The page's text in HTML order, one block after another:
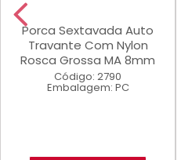
Porca Sextavada Auto
Travante Com Nylon
Rosca Grossa MA 8mm
Código: 2790
Embalagem: PC